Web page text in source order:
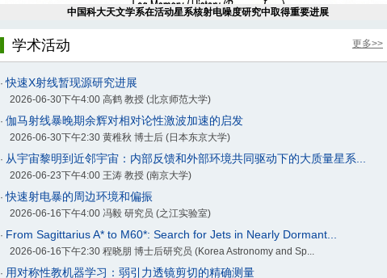
中国科大天文学系在活动星系核射电噪度研究中取得重要进展
学术活动 更多>>
·快速X射线暂现源研究进展
2026-06-30下午4:00 高鹤 教授 (北京师范大学)
· 伽马射线暴晚期余辉对相对论性激波加速的启发
2026-06-30下午2:30 黄稚秋 博士后 (日本东京大学)
· 从宇宙黎明到近邻宇宙：内部反馈和外部环境共同驱动下的大质量星系...
2026-06-23下午4:00 王涛 教授 (南京大学)
·快速射电暴的周边环境和偏振
2026-06-16下午4:00 冯毅 研究员 (之江实验室)
· From Sagittarius A* to M60*: Search for Jets in Nearly Dormant...
2026-06-16下午2:30 程晓朋 博士后研究员 (Korea Astronomy and Sp...
· 用对称性教机器学习：弱引力透镜剪切的精确测量